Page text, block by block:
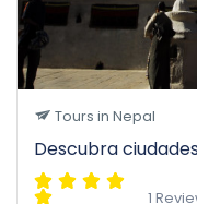
Tours in Nepal
Descubra
1